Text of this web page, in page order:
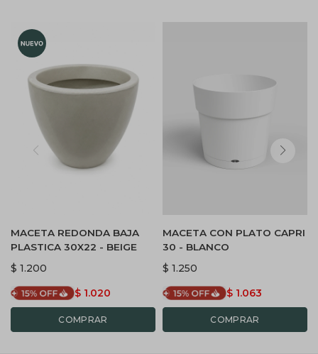
MACETA REDONDA BAJA
PLASTICA 30X22 - BEIGE
$ 1.200
$ 1.020
MACETA CON PLATO CAPRI
30 - BLANCO
$ 1.250
$ 1.063